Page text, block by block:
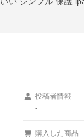
投稿者情報
-
購入した商品